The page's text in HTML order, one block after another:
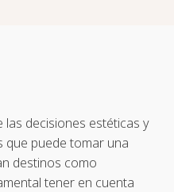
las decisiones estéticas y
que puede tomar una
destinos como
tener en cuenta